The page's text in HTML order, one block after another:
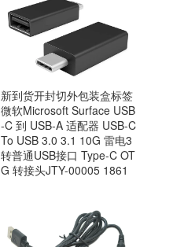
新到货开封切外包装盒标签
微软Microsoft Surface USB
-C 到 USB-A 适配器 USB-C
To USB 3.0 3.1 10G 雷电3
转普通USB接口 Type-C OT
G 转接头JTY-00005 1861